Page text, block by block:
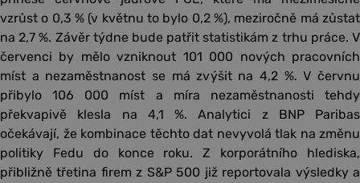
vzrůst o 0,3 % (v květnu to bylo 0,2 %), meziročně má zůstat
na 2,7 %. Závěr týdne bude patřit statistikám z trhu práce. V
červenci by mělo vzniknout 101 000 nových pracovních
míst a nezaměstnanost se má zvýšit na 4,2 %. V červnu
přibylo 106 000 míst a míra nezaměstnanosti tehdy
překvapivě klesla na 4,1 %. Analytici z BNP Paribas
očekávají, že kombinace těchto dat nevyvolá tlak na změnu
politiky Fedu do konce roku. Z korporátního hlediska,
přibližně třetina firem z S&P 500 již reportovala výsledky a